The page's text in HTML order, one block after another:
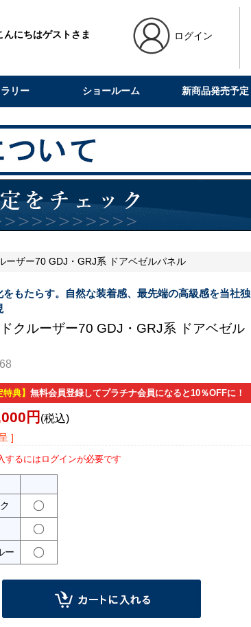
んにちはゲストさま ログイン
リー ショールーム 新商品発売予定
ーザー70 GDJ・GRJ系 ドアベゼルパネル
をもたらす。自然な装着感、最先端の高級感を当社独
ドクルーザー70 GDJ・GRJ系 ドアベゼル
典】 無料会員登録してプラチナ会員になると10％OFFに！
円 (税込)
]
するにはログインが必要です
ー